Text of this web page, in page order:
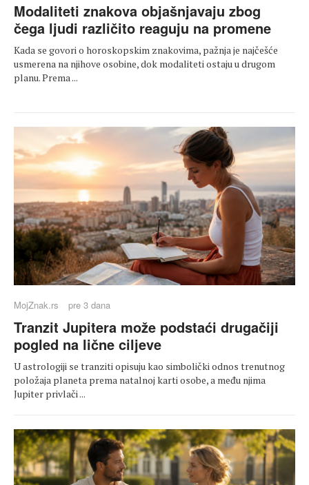
Modaliteti znakova objašnjavaju zbog
čega ljudi različito reaguju na promene
Kada se govori o horoskopskim znakovima, pažnja je najčešće
usmerena na njihove osobine, dok modaliteti ostaju u drugom
planu. Prema ...
MojZnak.rs pre 3 dana
Tranzit Jupitera može podstaći drugačiji
pogled na lične ciljeve
U astrologiji se tranziti opisuju kao simbolički odnos trenutnog
položaja planeta prema natalnoj karti osobe, a među njima
Jupiter privlači ...